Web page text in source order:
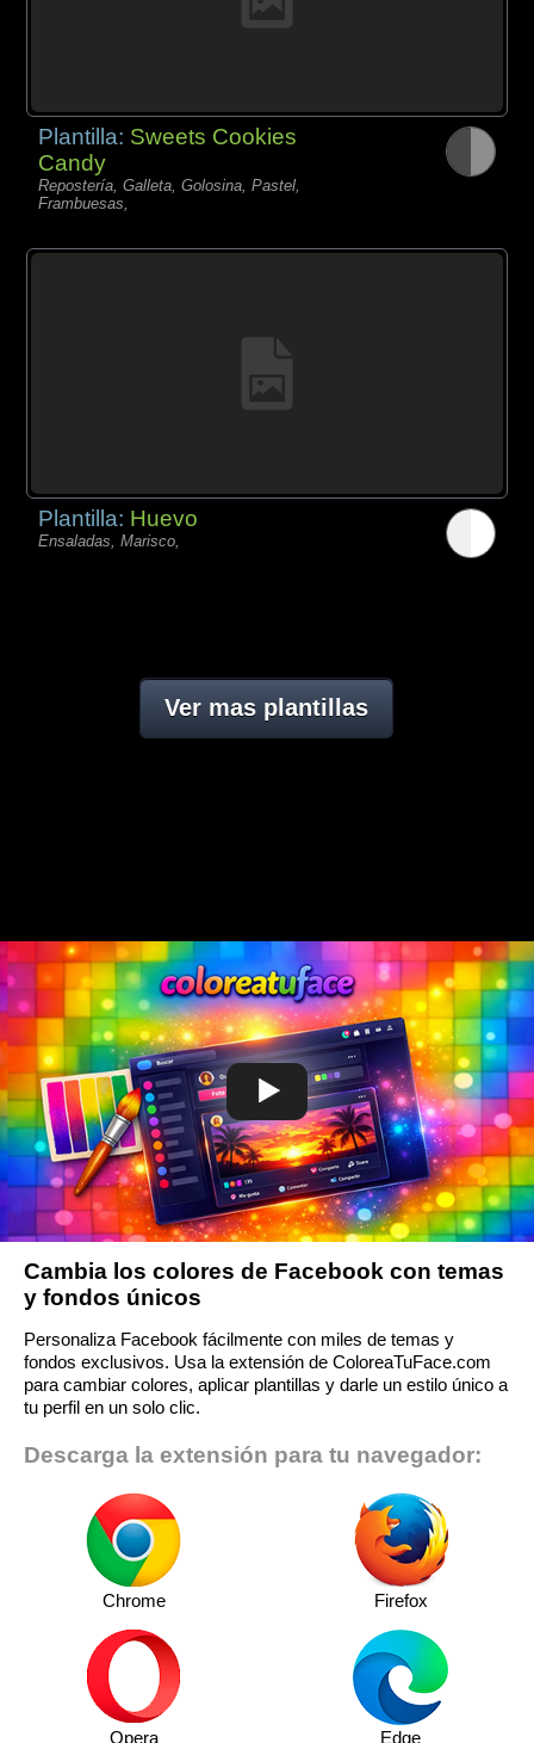
Plantilla: Sweets Cookies
Candy
Repostería, Galleta, Golosina, Pastel,
Frambuesas,
Plantilla: Huevo
Ensaladas, Marisco,
Ver mas plantillas
Cambia los colores de Facebook con temas
y fondos únicos
Personaliza Facebook fácilmente con miles de temas y
fondos exclusivos. Usa la extensión de ColoreaTuFace.com
para cambiar colores, aplicar plantillas y darle un estilo único a
tu perfil en un solo clic.
Descarga la extensión para tu navegador:
Chrome Firefox
Opera Edge